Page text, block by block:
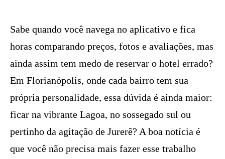
Sabe quando você navega no aplicativo e fica
horas comparando preços, fotos e avaliações, mas
ainda assim tem medo de reservar o hotel errado?
Em Florianópolis, onde cada bairro tem sua
própria personalidade, essa dúvida é ainda maior:
ficar na vibrante Lagoa, no sossegado sul ou
pertinho da agitação de Jurerê? A boa notícia é
que você não precisa mais fazer esse trabalho